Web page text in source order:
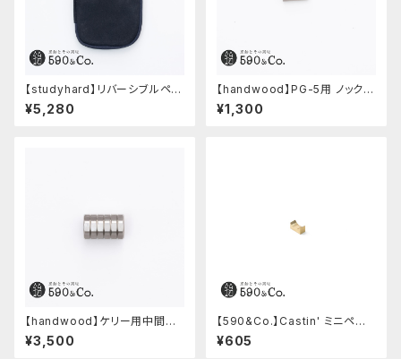
【studyhard】リバーシブルペン
ケース (ブラック)
¥5,280
【handwood】PG-5用 ノック部
カバー (ステンレス)
¥1,300
【handwood】ケリー用中間パ
ーツ/カスタムグリップ (八角形/
ステンレス)
¥3,500
【590&Co.】Castin' ミニペン
枕 (S)
¥605